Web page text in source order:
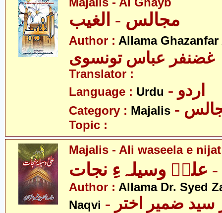
مجالس - الغیب
Author : Allama
غضنفر عباس تونسوی
Translator :
Language : Urdu - اردو
Category : Majalis
Topic :
Majalis - Ali waseela e nijat
علیؑ وسیلہءِ نجات
Author : Allama Dr. Syed
Naqvi - علامہ ڈاکٹر سید ضمیر اختر